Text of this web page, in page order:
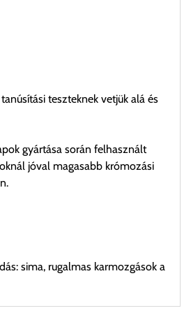
teszteknek vetjük alá és
gyártása során felhasznált
jóval magasabb krómozási
sima, rugalmas karmozgások a